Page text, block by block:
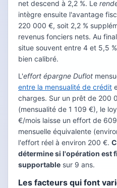
net descend à 2,2 %. Le
intègre ensuite l'avantage
220 000 €, soit 2,2 %
revenus fonciers nets. Au
situe souvent entre 4 et 5,5
bien calibré.
L'effort épargne Duflot
entre la mensualité de crédit
charges. Sur un prêt de 200
(mensualité de 1 109 €), le
€/mois laisse un effort de
mensuelle équivalente
l'effort réel à environ 200 €.
détermine si l'opération est
supportable sur 9 ans.
Les facteurs qui font